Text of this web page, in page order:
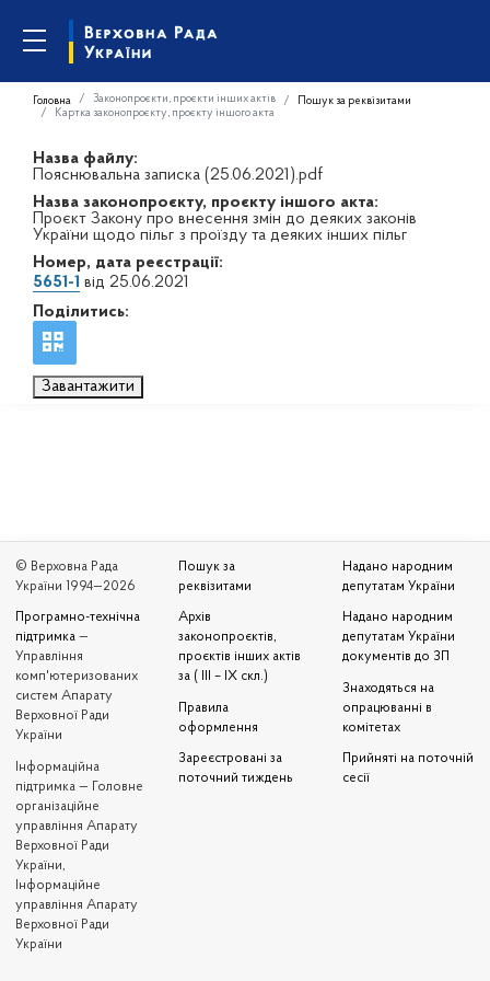
Головна Законопроєкти, проєкти інших актів
Пошук за реквізитами
Картка законопроєкту, проєкту іншого акта
Назва файлу:
Пояснювальна записка (25.06.2021).pdf
Назва законопроєкту, проєкту іншого акта:
Проєкт Закону про внесення змін до деяких законів
України щодо пільг з проїзду та деяких інших пільг
Номер, дата реєстрації:
5651-1 від 25.06.2021
Поділитись:
Завантажити
© Верховна Рада
України 1994—2026
Програмно-технічна
підтримка —
Управління
комп'ютеризованих
систем Апарату
Верховної Ради
України
Iнформаційна
підтримка — Головне
організаційне
управління Апарату
Верховної Ради
України,
Інформаційне
управління Апарату
Верховної Ради
України
Пошук за
реквізитами
Архів
законопроєктів,
проєктів інших актів
за ( III – IX скл.)
Правила
оформлення
Зареєстровані за
поточний тиждень
Надано народним
депутатам України
Надано народним
депутатам України
документів до ЗП
Знаходяться на
опрацюванні в
комітетах
Прийняті на поточній
сесії